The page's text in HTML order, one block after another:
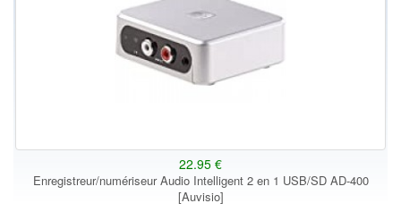
22.95 €
Enregistreur/numériseur Audio Intelligent 2 en 1 USB/SD AD-400
[Auvisio]